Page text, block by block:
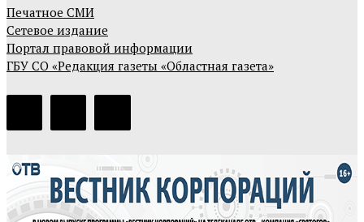
Печатное СМИ
Сетевое издание
Портал правовой информации
ГБУ СО «Редакция газеты «Областная газета»